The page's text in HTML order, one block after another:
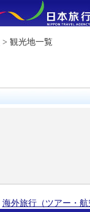
> 観光地一覧
海外旅行（ツアー・航